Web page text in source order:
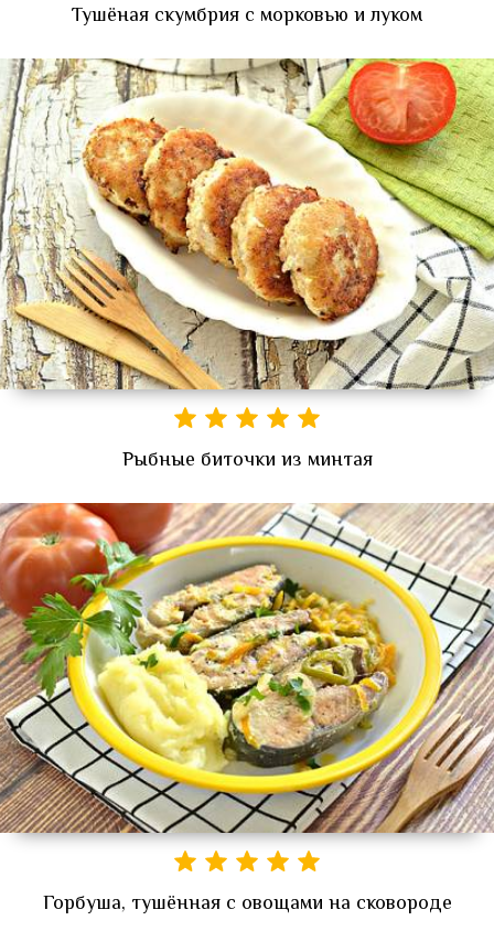
Тушёная скумбрия с морковью и луком
Рыбные биточки из минтая
Горбуша, тушённая с овощами на сковороде